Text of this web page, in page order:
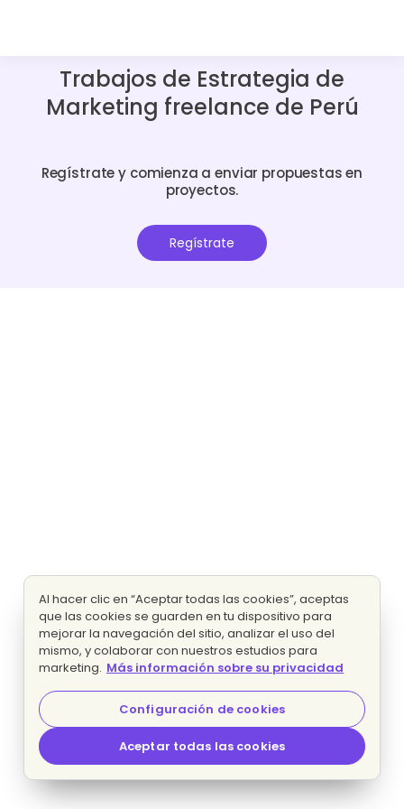
Trabajos de Estrategia de
Marketing freelance de Perú
Regístrate y comienza a enviar propuestas en
proyectos.
Regístrate
Al hacer clic en “Aceptar todas las cookies”, aceptas
que las cookies se guarden en tu dispositivo para
mejorar la navegación del sitio, analizar el uso del
mismo, y colaborar con nuestros estudios para
marketing. Más información sobre su privacidad
Configuración de cookies
Aceptar todas las cookies